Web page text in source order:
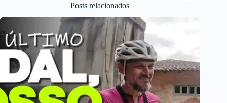
Posts relacionados